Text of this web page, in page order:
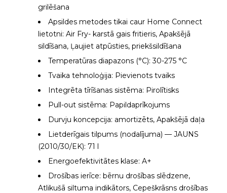
grilēšana
Apsildes metodes tikai caur Home Connect
lietotni: Air Fry- karstā gais fritieris, Apakšējā
sildīšana, Ļaujiet atpūsties, priekšsildīšana
Temperatūras diapazons (°C): 30-275 °C
Tvaika tehnoloģija: Pievienots tvaiks
Integrēta tīrīšanas sistēma: Pirolītisks
Pull-out sistēma: Papildaprīkojums
Durvju koncepcija: amortizēts, Apakšējā daļa
Lietderīgais tilpums (nodalījuma) — JAUNS
(2010/30/EK): 71 l
Energoefektivitātes klase: A+
Drošības ierīce: bērnu drošības slēdzene,
Atlikušā siltuma indikātors, Cepeškrāsns drošības